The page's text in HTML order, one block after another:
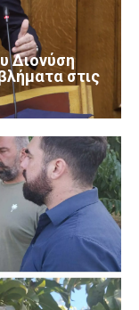
Διονύση
στις